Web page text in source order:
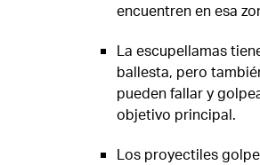
encuentren en esa
La escupellamas
ballesta, pero
pueden fallar y
objetivo principal.
Los proyectiles